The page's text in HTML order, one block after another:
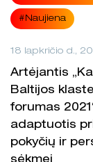
#Naujiena
18 lapkričio d.,
Artėjantis
Baltijos
forumas
adaptuotis
pokyčių ir